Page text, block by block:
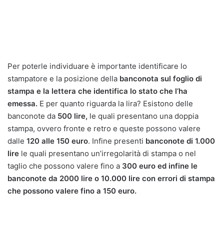
Per poterle individuare è importante identificare lo
stampatore e la posizione della banconota sul foglio di
stampa e la lettera che identifica lo stato che l’ha
emessa. E per quanto riguarda la lira? Esistono delle
banconote da 500 lire, le quali presentano una doppia
stampa, ovvero fronte e retro e queste possono valere
dalle 120 alle 150 euro. Infine presenti banconote di 1.000
lire le quali presentano un’irregolarità di stampa o nel
taglio che possono valere fino a 300 euro ed infine le
banconote da 2000 lire o 10.000 lire con errori di stampa
che possono valere fino a 150 euro.